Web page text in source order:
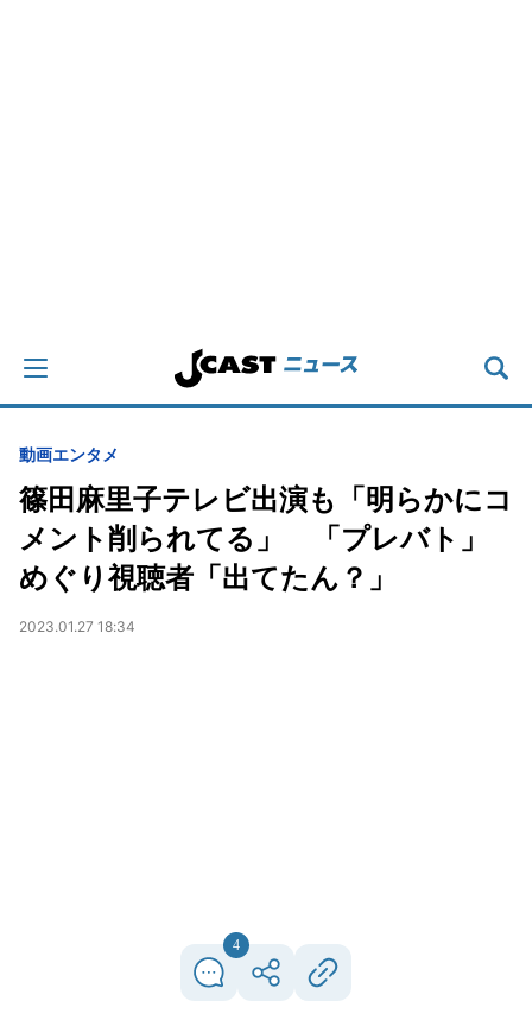
動画エンタメ
篠田麻里子テレビ出演も「明らかにコ
メント削られてる」 「プレバト」
めぐり視聴者「出てたん？」
2023.01.27 18:34
4